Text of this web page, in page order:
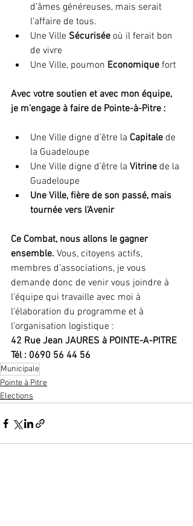
d’âmes généreuses, mais serait
l’affaire de tous.
Une Ville Sécurisée où il ferait bon
de vivre
Une Ville, poumon Economique fort
Avec votre soutien et avec mon équipe,
je m’engage à faire de Pointe-à-Pitre :
Une Ville digne d’être la Capitale de
la Guadeloupe
Une Ville digne d’être la Vitrine de la
Guadeloupe
Une Ville, fière de son passé, mais
tournée vers l’Avenir
Ce Combat, nous allons le gagner
ensemble. Vous, citoyens actifs,
membres d’associations, je vous
demande donc de venir vous joindre à
l’équipe qui travaille avec moi à
l’élaboration du programme et à
l’organisation logistique :
42 Rue Jean JAURES à POINTE-A-PITRE
Tél : 0690 56 44 56
Municipale
Pointe à Pitre
Elections